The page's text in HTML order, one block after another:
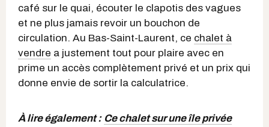
café sur le quai, écouter le clapotis des vagues
et ne plus jamais revoir un bouchon de
circulation. Au Bas-Saint-Laurent, ce chalet à
vendre a justement tout pour plaire avec en
prime un accès complètement privé et un prix qui
donne envie de sortir la calculatrice.
À lire également : Ce chalet sur une île privée